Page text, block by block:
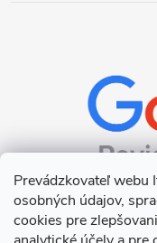
Prevádzkovateľ webu
osobných údajov,
cookies pre